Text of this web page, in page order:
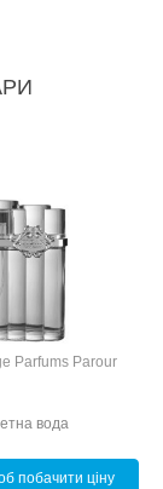
Parfums Parour
вода
побачити ціну